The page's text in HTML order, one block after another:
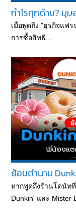
กำไรทุกด้าน? มุม
เมื่อพูดถึง "ธุรกิจแฟ
การซื้อสิทธิ...
ย้อนตำนาน
หากพูดถึงร้านโดนัท
Dunkin' และ Mister